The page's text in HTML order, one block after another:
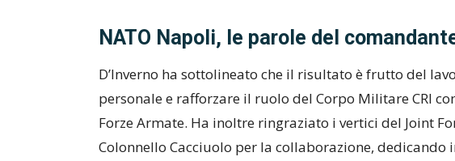
NATO Napoli, le parole del
D’Inverno ha sottolineato che il risultato è frutto del
personale e rafforzare il ruolo del Corpo Militare CRI
Forze Armate. Ha inoltre ringraziato i vertici del Joint
Colonnello Cacciuolo per la collaborazione, dedicando